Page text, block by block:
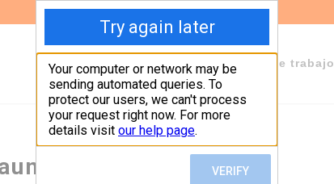
Sobre Fundeps Staff Áreas de trabajo
un 5%